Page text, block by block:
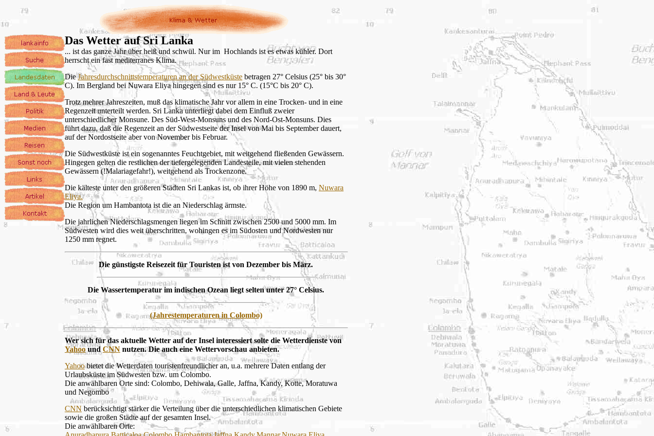
Das Wetter auf Sri Lanka
... ist das ganze Jahr über heiß und schwül. Nur im Hochlands ist es etwas kühler. Dort
herrscht ein fast mediterranes Klima.
DieJahresdurchschnittstemperaturen an der Südwestküste betragen 27° Celsius (25° bis 30°
C). Im Bergland bei Nuwara Eliya hingegen sind es nur 15° C. (15°C bis 20° C).
Trotz mehrer Jahreszeiten, muß das klimatische Jahr vor allem in eine Trocken- und in eine
Regenzeit unterteilt werden. Sri Lanka unterliegt dabei dem Einfluß zweier
unterschiedlicher Monsune. Des Süd-West-Monsuns und des Nord-Ost-Monsuns. Dies
führt dazu, daß die Regenzeit an der Südwestseite der Insel von Mai bis September dauert,
auf der Nordostseite aber von November bis Februar.
Die Südwestküste ist ein sogenanntes Feuchtgebiet, mit weitgehend fließenden Gewässern.
Hingegen gelten die restlichen der tiefergelegenden Landesteile, mit vielen stehenden
Gewässern (!Malariagefahr!), weitgehend als Trockenzone.
Die kälteste unter den größeren Städten Sri Lankas ist, ob ihrer Höhe von 1890 m, Nuwara
Eliya.
Die Region um Hambantota ist die an Niederschlag ärmste.
Die jahrlichen Niederschlagsmengen liegen im Schnitt zwischen 2500 und 5000 mm. Im
Südwesten wird dies weit überschritten, wohingen es im Südosten und Nordwesten nur
1250 mm regnet.
Die günstigste Reisezeit für Touristen ist von Dezember bis März.
Die Wassertemperatur im indischen Ozean liegt selten unter 27° Celsius.
(Jahrestemperaturen in Colombo)
Wer sich für das aktuelle Wetter auf der Insel interessiert solte die Wetterdienste von
YahooundCNN nutzen. Die auch eine Wettervorschau anbieten.
Yahoobietet die Wetterdaten touristenfreundlicher an, u.a. mehrere Daten entlang der
Urlaubsküste im Südwesten bzw. um Colombo.
Die anwählbaren Orte sind: Colombo, Dehiwala, Galle, Jaffna, Kandy, Kotte, Moratuwa
und Negombo
CNN berücksichtigt stärker die Verteilung über die unterschiedlichen klimatischen Gebiete
sowie die großen Städte auf der gesamten Insel.
Die anwählbaren Orte: